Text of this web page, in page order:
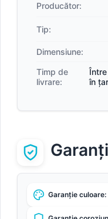
Producător:
Tip:
Dimensiune:
Timp de
livrare:
în
Garanție culoare: